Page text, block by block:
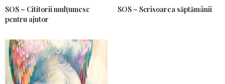
SOS – Cititorii mulțumesc
pentru ajutor
SOS – Scrisoarea săptămânii